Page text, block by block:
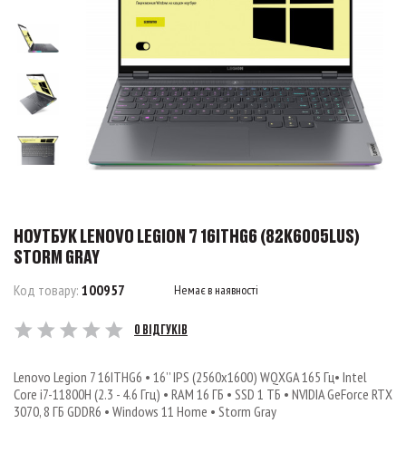
НОУТБУК LENOVO LEGION 7 16ITHG6 (82K6005LUS)
STORM GRAY
Код товару: 100957 Немає в наявності
0 ВІДГУКІВ
Lenovo Legion 7 16ITHG6 • 16’’ IPS (2560x1600) WQXGA 165 Гц• Intel
Core i7-11800H (2.3 - 4.6 Ггц) • RAM 16 ГБ • SSD 1 ТБ • NVIDIA GeForce RTX
3070, 8 ГБ GDDR6 • Windows 11 Home • Storm Gray